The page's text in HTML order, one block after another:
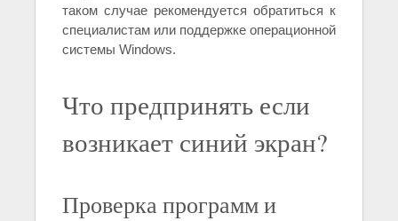
таком случае рекомендуется обратиться к
специалистам или поддержке операционной
системы Windows.
Что предпринять если
возникает синий экран?
Проверка программ и